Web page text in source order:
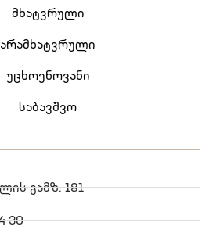
მხატვრული
არამხატვრული
უცხოენოვანი
საბავშვო
გამზ. 181
30